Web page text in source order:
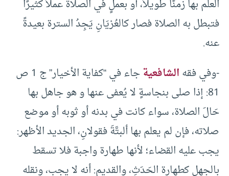
العلم بها زمنًا طويلاً، أو بعملٍ في الصلاة عملاً كثيرًا
فتبطل به الصلاة فصار كالعُرْيَانِ يَجِدُ السترة بعيدةً
عنه.
-وفي فقهالشافعية
جاء في “كفاية الأخيار” ج 1 ص
81: إذا صلى بنجاسةٍ لا يُعفى عنها و هو جاهل بها
حَالَ الصلاة، سواء كانت في بدنه أو ثوبه أو موضع
صلاته، فإن لم يعلم بها ألبتَّةَ فقولانِ، الجديد الأظهر:
يجب عليه القضاء؛ لأنها طهارة واجبة فلا تسقط
بالجهل كطهارة الحَدَثِ، والقديم: أنه لا يجب، ونقله